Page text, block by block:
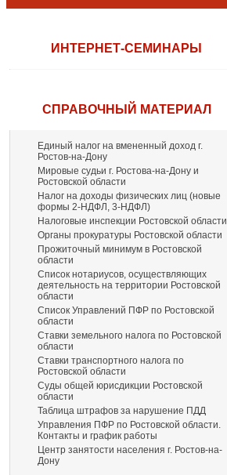
ИНТЕРНЕТ-СЕМИНАРЫ
СПРАВОЧНЫЙ МАТЕРИАЛ
Единый налог на вмененный доход г.
Ростов-на-Дону
Мировые судьи г. Ростова-на-Дону и
Ростовской области
Налог на доходы физических лиц (новые
формы 2-НДФЛ, 3-НДФЛ)
Налоговые инспекции Ростовской области
Органы прокуратуры Ростовской области
Прожиточный минимум в Ростовской
области
Список нотариусов, осуществляющих
деятельность на территории Ростовской
области
Список Управлений ПФР по Ростовской
области
Ставки земельного налога по Ростовской
области
Ставки транспортного налога по
Ростовской области
Суды общей юрисдикции Ростовской
области
Таблица штрафов за нарушение ПДД
Управления ПФР по Ростовской области.
Контакты и график работы
Центр занятости населения г. Ростов-на-
Дону